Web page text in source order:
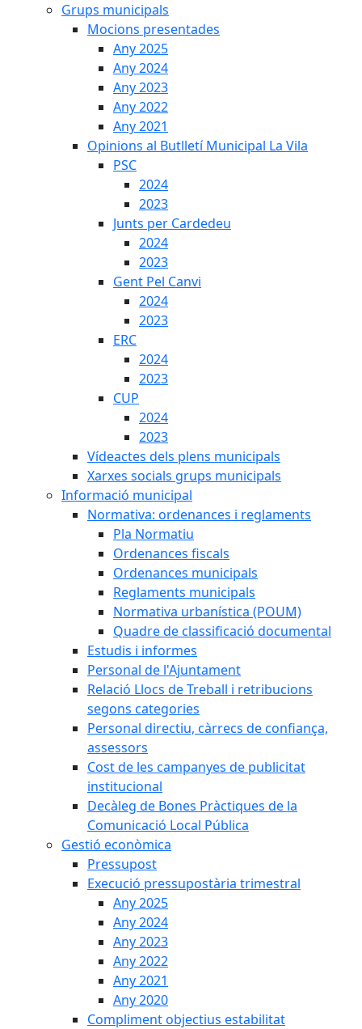
Grups municipals
Mocions presentades
Any 2025
Any 2024
Any 2023
Any 2022
Any 2021
Opinions al Butlletí Municipal La Vila
PSC
2024
2023
Junts per Cardedeu
2024
2023
Gent Pel Canvi
2024
2023
ERC
2024
2023
CUP
2024
2023
Vídeactes dels plens municipals
Xarxes socials grups municipals
Informació municipal
Normativa: ordenances i reglaments
Pla Normatiu
Ordenances fiscals
Ordenances municipals
Reglaments municipals
Normativa urbanística (POUM)
Quadre de classificació documental
Estudis i informes
Personal de l'Ajuntament
Relació Llocs de Treball i retribucions
segons categories
Personal directiu, càrrecs de confiança,
assessors
Cost de les campanyes de publicitat
institucional
Decàleg de Bones Pràctiques de la
Comunicació Local Pública
Gestió econòmica
Pressupost
Execució pressupostària trimestral
Any 2025
Any 2024
Any 2023
Any 2022
Any 2021
Any 2020
Compliment objectius estabilitat